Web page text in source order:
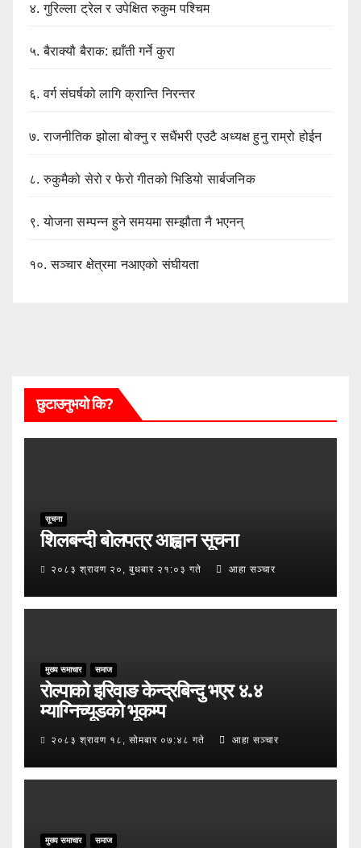
४.गुरिल्ला ट्रेल र उपेक्षित रुकुम पश्चिम
५.बैराक्यौ बैराक: ह्याँती गर्ने कुरा
६.वर्ग संघर्षको लागि क्रान्ति निरन्तर
७.राजनीतिक झोला बोक्नु र सधैंभरी एउटै अध्यक्ष हुनु राम्रो होईन
८.रुकुमैको सेरो र फेरो गीतको भिडियो सार्बजनिक
९.योजना सम्पन्न हुने समयमा सम्झौता नै भएनन्
१०.सञ्चार क्षेत्रमा नआएको संघीयता
छुटाउनुभयो कि?
सूचना
शिलबन्दी बोलपत्र आह्वान सूचना
२०८३ श्रावण २०, बुधबार २१:०३ गते आहा सञ्चार
मुख्य समाचार समाज
रोल्पाको इरिवाङ केन्द्रबिन्दु भएर ४.४
म्याग्निच्यूडको भूकम्प
२०८३ श्रावण १८, सोमबार ०७:४८ गते आहा सञ्चार
मुख्य समाचार समाज